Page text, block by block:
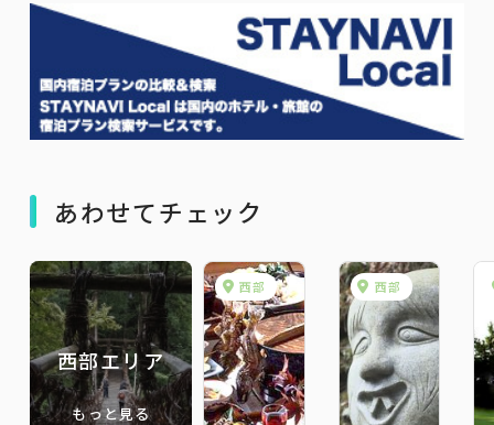
あわせてチェック
西部エリア
もっと見る
西部 西部